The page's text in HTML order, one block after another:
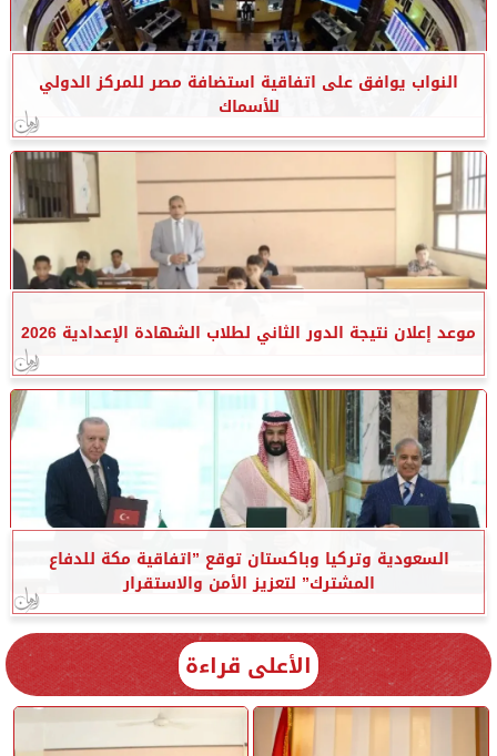
النواب يوافق على اتفاقية استضافة مصر للمركز الدولي
للأسماك
موعد إعلان نتيجة الدور الثاني لطلاب الشهادة الإعدادية 2026
السعودية وتركيا وباكستان توقع ”اتفاقية مكة للدفاع
المشترك” لتعزيز الأمن والاستقرار
الأعلى قراءة